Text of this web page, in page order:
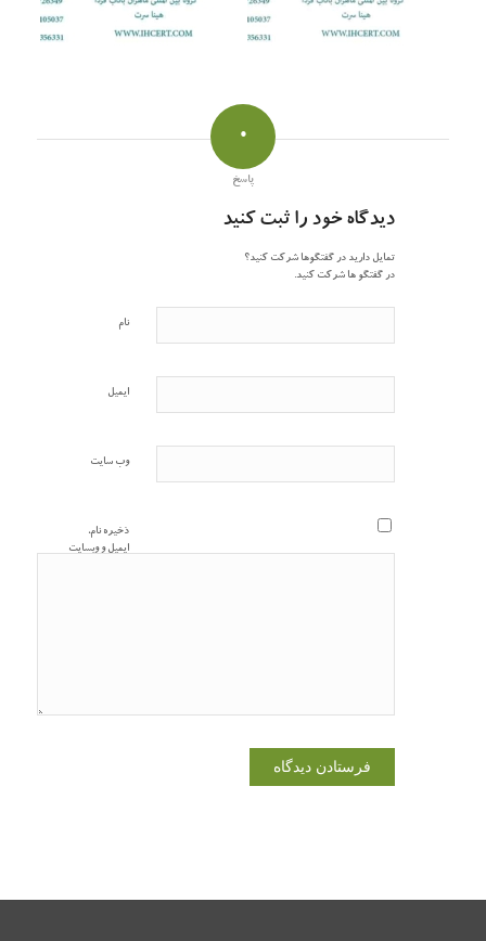
0
پاسخ
دیدگاه خود را ثبت کنید
تمایل دارید در گفتگوها شرکت کنید؟
در گفتگو ها شرکت کنید.
نام
ایمیل
وب‌ سایت
ذخیره نام،
ایمیل و وبسایت